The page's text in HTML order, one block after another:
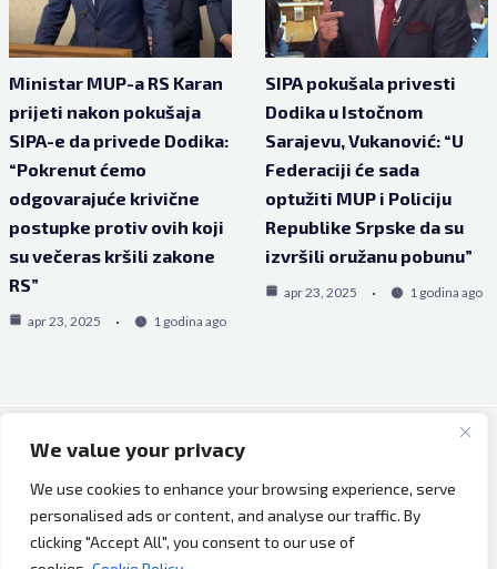
We value your privacy
We use cookies to enhance your browsing experience, serve
personalised ads or content, and analyse our traffic. By
clicking "Accept All", you consent to our use of
Ministar MUP-a RS Karan
prijeti nakon pokušaja
SIPA-e da privede Dodika:
“Pokrenut ćemo
odgovarajuće krivične
postupke protiv ovih koji
su večeras kršili zakone
RS”
apr 23, 2025 1 godina ago
SIPA pokušala privesti
Dodika u Istočnom
Sarajevu, Vukanović: “U
Federaciji će sada
optužiti MUP i Policiju
Republike Srpske da su
izvršili oružanu pobunu”
apr 23, 2025 1 godina ago
Copyright © 2026 Bh Dijaspora.
O nama
Marketing
Uslovi korištenja